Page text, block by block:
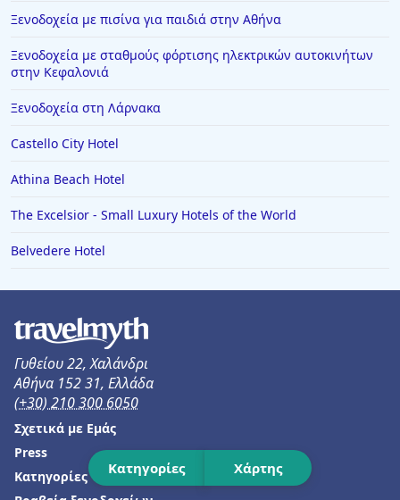
Ξενοδοχεία στη Νάουσα
Ξενοδοχεία στη Χανιώτη
Ξενοδοχεία στη Νικιάνα
Ξενοδοχεία στο Παλιούρι
Ξενοδοχεία στην Καστροσυκιά
Ξενοδοχεία σε Αρτέμιδα (Λούτσα)
Ξενοδοχεία στη Νέα Αγχίαλο
Ξενοδοχεία στο Λεωνίδιο
Ξενοδοχεία σε Πουκέτ
Ξενοδοχεία στη Λυγιά
Ξενοδοχεία στην Τήλο
Ξενοδοχεία στο Φίτζι
Κατηγορίες Χάρτης
Ξενοδοχεία με πισίνα για παιδιά στην Αθήνα
Ξενοδοχεία με σταθμούς φόρτισης ηλεκτρικών αυτοκινήτων
στην Κεφαλονιά
Ξενοδοχεία στη Λάρνακα
Castello City Hotel
Athina Beach Hotel
The Excelsior - Small Luxury Hotels of the World
Belvedere Hotel
Γυθείου 22, Χαλάνδρι
Αθήνα 152 31, Ελλάδα
(+30) 210 300 6050
Σχετικά με Εμάς
Press
Κατηγορίες